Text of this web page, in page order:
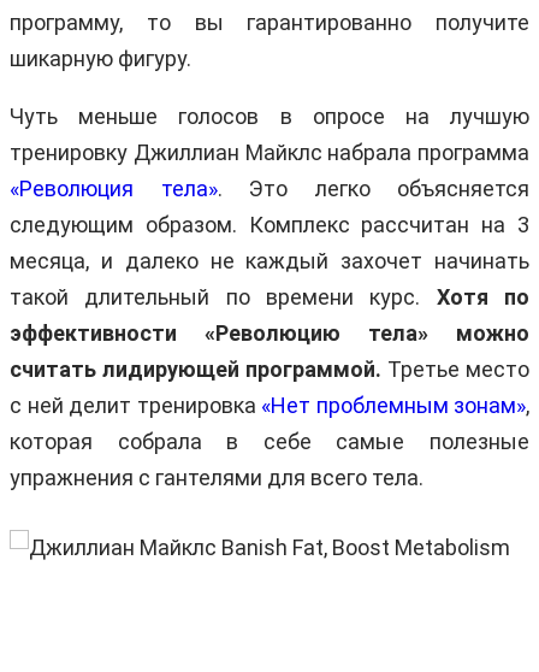
программу, то вы гарантированно получите
шикарную фигуру.
Чуть меньше голосов в опросе на лучшую
тренировку Джиллиан Майклс набрала программа
«Революция тела». Это легко объясняется
следующим образом. Комплекс рассчитан на 3
месяца, и далеко не каждый захочет начинать
такой длительный по времени курс. Хотя по
эффективности «Революцию тела» можно
считать лидирующей программой. Третье место
с ней делит тренировка «Нет проблемным зонам»,
которая собрала в себе самые полезные
упражнения с гантелями для всего тела.